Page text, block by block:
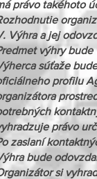
právo takéhoto
Výhra a jej
výhry
súťaže
profilu
právo
zaslaní
bude
si